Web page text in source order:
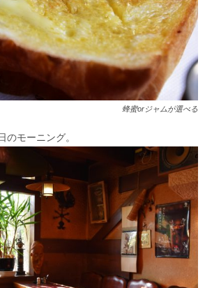
蜂蜜orジャムが選べる
モーニング。